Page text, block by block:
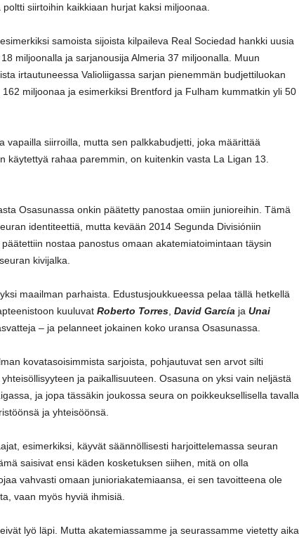
siirtoihin kaikkiaan hurjat kaksi miljoonaa.
samoista sijoista kilpaileva Real Sociedad hankki uusia
miljoonalla ja sarjanousija Almeria 37 miljoonalla. Muun
irtautuneessa Valioliigassa sarjan pienemmän budjettiluokan
miljoonaa ja esimerkiksi Brentford ja Fulham kummatkin yli 50
vapailla siirroilla, mutta sen palkkabudjetti, joka määrittää
käytettyä rahaa paremmin, on kuitenkin vasta La Ligan 13.
Osasunassa onkin päätetty panostaa omiin junioreihin. Tämä
identiteettiä, mutta kevään 2014 Segunda Divisióniin
nostaa panostus omaan akatemiatoimintaan täysin
kivijalka.
maailman parhaista. Edustusjoukkueessa pelaa tällä hetkellä
kuuluvat Roberto Torres, David García ja Unai
– ja pelanneet jokainen koko uransa Osasunassa.
kovatasoisimmista sarjoista, pohjautuvat sen arvot silti
ja paikallisuuteen. Osasuna on yksi vain neljästä
ja jopa tässäkin joukossa seura on poikkeuksellisella tavalla
ja yhteisöönsä.
esimerkiksi, käyvät säännöllisesti harjoittelemassa seuran
saisivat ensi käden kosketuksen siihen, mitä on olla
vahvasti omaan junioriakatemiaansa, ei sen tavoitteena ole
vaan myös hyviä ihmisiä.
lyö läpi. Mutta akatemiassamme ja seurassamme vietetty aika